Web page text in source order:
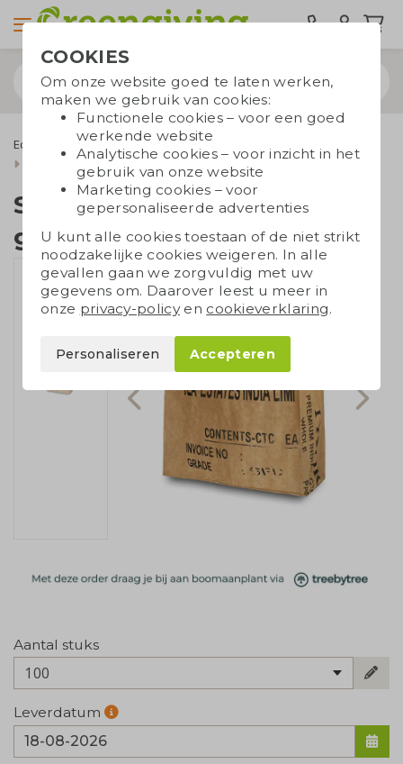
Eco tassen Draagtassen
Gerecycleerde tassen
Shopper theezakken groot
Shopper theezakken
groot
Aantal stuks
100
Leverdatum
COOKIES
Om onze website goed te laten werken,
maken we gebruik van cookies:
Functionele cookies – voor een goed
werkende website
Analytische cookies – voor inzicht in het
gebruik van onze website
Marketing cookies – voor
gepersonaliseerde advertenties
U kunt alle cookies toestaan of de niet strikt
noodzakelijke cookies weigeren. In alle
gevallen gaan we zorgvuldig met uw
gegevens om. Daarover leest u meer in
onze privacy-policyen cookieverklaring.
Personaliseren Accepteren